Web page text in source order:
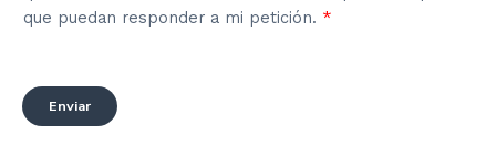
u
d
o
que puedan responder a mi petición. *
Enviar